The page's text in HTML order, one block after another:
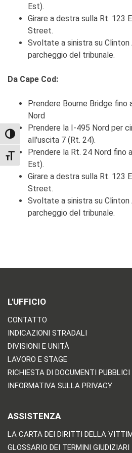
TOGGLE HIGH CONTRAST
TOGGLE FONT SIZE
Est).
Girare a destra sulla Rt. 123
Street.
Svoltate a sinistra su Clinton
parcheggio del tribunale.
Da Cape Cod:
Prendere Bourne Bridge fino
Nord
Prendere la I-495 Nord per
all'uscita 7 (Rt. 24).
Prendere la Rt. 24 Nord fino
Est).
Girare a destra sulla Rt. 123
Street.
Svoltate a sinistra su Clinton
parcheggio del tribunale.
L'UFFICIO
CONTATTO
INDICAZIONI STRADALI
DIVISIONI E UNITÀ
LAVORO E STAGE
RICHIESTA DI DOCUMENTI PUBBLICI
INFORMATIVA SULLA PRIVACY
ASSISTENZA
LA CARTA DEI DIRITTI DELLA
GLOSSARIO DEI TERMINI GIUDIZIARI